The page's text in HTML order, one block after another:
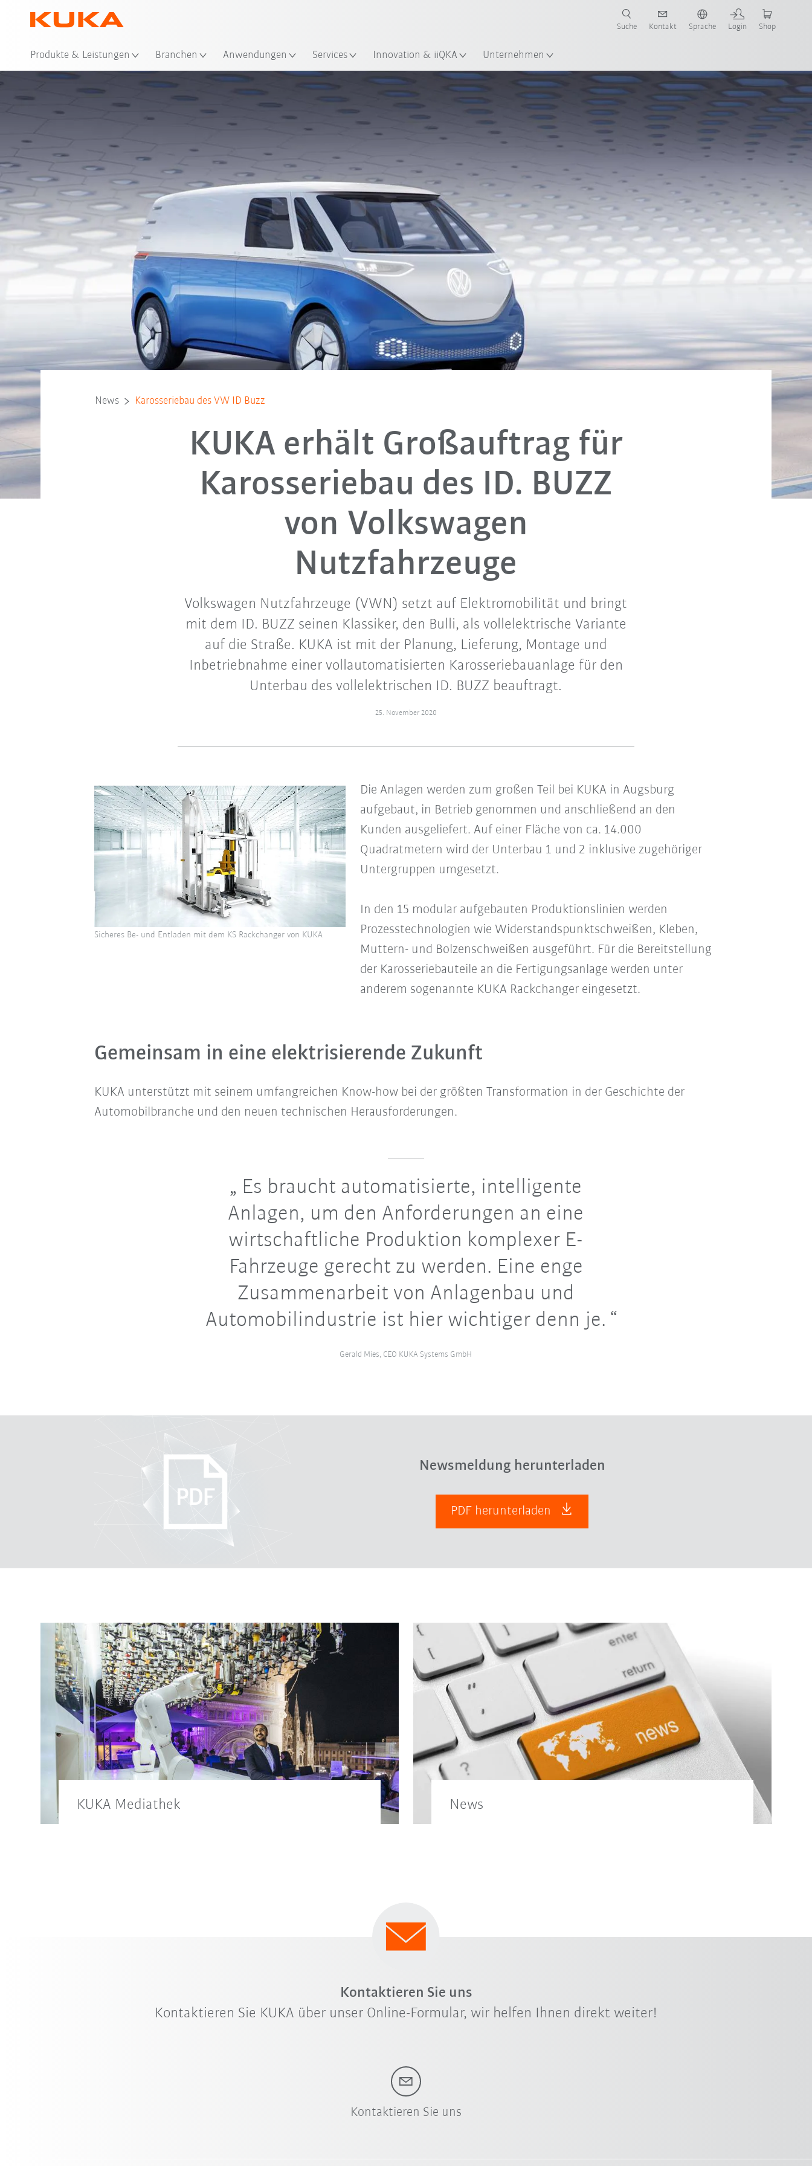
Produkte & Leistungen Branchen Anwendungen Services Innovation & iiQKA Unternehmen
Suche Kontakt Sprache Login Shop
News Karosseriebau des VW ID Buzz
KUKA erhält Großauftrag für
Karosseriebau des ID. BUZZ
von Volkswagen
Nutzfahrzeuge
Volkswagen Nutzfahrzeuge (VWN) setzt auf Elektromobilität und bringt
mit dem ID. BUZZ seinen Klassiker, den Bulli, als vollelektrische Variante
auf die Straße. KUKA ist mit der Planung, Lieferung, Montage und
Inbetriebnahme einer vollautomatisierten Karosseriebauanlage für den
Unterbau des vollelektrischen ID. BUZZ beauftragt.
25. November 2020
Die Anlagen werden zum großen Teil bei KUKA in Augsburg
aufgebaut, in Betrieb genommen und anschließend an den
Kunden ausgeliefert. Auf einer Fläche von ca. 14.000
Quadratmetern wird der Unterbau 1 und 2 inklusive zugehöriger
Untergruppen umgesetzt.
In den 15 modular aufgebauten Produktionslinien werden
Prozesstechnologien wie Widerstandspunktschweißen, Kleben,
Muttern- und Bolzenschweißen ausgeführt. Für die Bereitstellung
der Karosseriebauteile an die Fertigungsanlage werden unter
anderem sogenannte KUKA Rackchanger eingesetzt.
Sicheres Be- und Entladen mit dem KS Rackchanger von KUKA
Gemeinsam in eine elektrisierende Zukunft
KUKA unterstützt mit seinem umfangreichen Know-how bei der größten Transformation in der Geschichte der
Automobilbranche und den neuen technischen Herausforderungen.
Es braucht automatisierte, intelligente
Anlagen, um den Anforderungen an eine
wirtschaftliche Produktion komplexer E-
Fahrzeuge gerecht zu werden. Eine enge
Zusammenarbeit von Anlagenbau und
Automobilindustrie ist hier wichtiger denn je.
Gerald Mies, CEO KUKA Systems GmbH
Newsmeldung herunterladen
PDF herunterladen
KUKA Mediathek News
Kontaktieren Sie uns
Kontaktieren Sie KUKA über unser Online-Formular, wir helfen Ihnen direkt weiter!
Kontaktieren Sie uns